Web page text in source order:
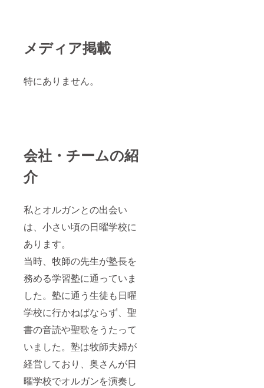
メディア掲載
特にありません。
会社・チームの紹
介
私とオルガンとの出会い
は、小さい頃の日曜学校に
あります。
当時、牧師の先生が塾長を
務める学習塾に通っていま
した。塾に通う生徒も日曜
学校に行かねばならず、聖
書の音読や聖歌をうたって
いました。塾は牧師夫婦が
経営しており、奥さんが日
曜学校でオルガンを演奏し